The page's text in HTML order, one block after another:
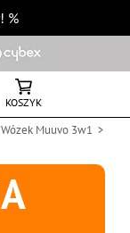
%
KOSZYK
Wózek Muuvo 3w1